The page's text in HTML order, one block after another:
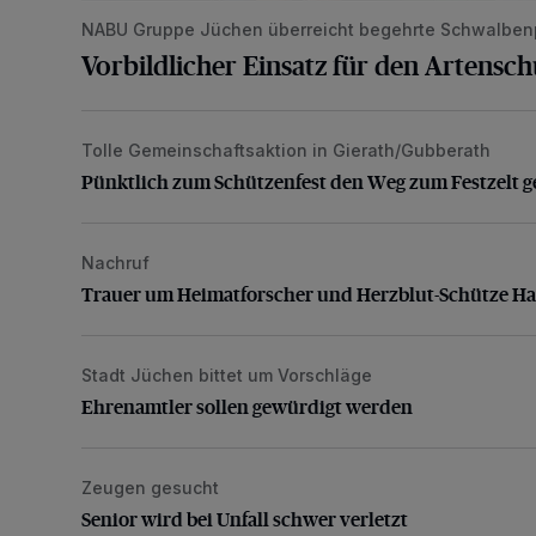
NABU Gruppe Jüchen überreicht begehrte
Vorbildlicher Einsatz für den
Pünktlich zum Schützenfest den Weg zum Festzelt
Tolle Gemeinschaftsaktion in Gierath/Gubberath
Pünktlich zum Schützenfest den Weg zum Festzelt
Trauer um Heimatforscher und Herzblut-Schütze
Nachruf
Trauer um Heimatforscher und Herzblut-Schütze
Ehrenamtler sollen gewürdigt werden
Stadt Jüchen bittet um Vorschläge
Ehrenamtler sollen gewürdigt werden
Senior wird bei Unfall schwer verletzt
Zeugen gesucht
Senior wird bei Unfall schwer verletzt